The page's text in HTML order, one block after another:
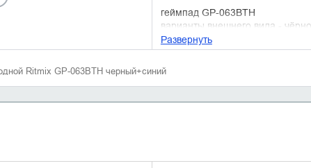
геймпад GP-063BTH
варианты внешнего вида -
Развернуть
Ritmix GP-063BTH черный+синий